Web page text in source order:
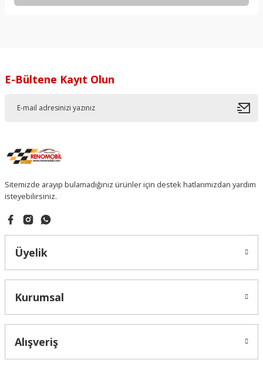
E-Bültene Kayıt Olun
Sitemizde arayıp bulamadığınız ürünler için destek hatlarımızdan yardım
isteyebilirsiniz.
Üyelik
Kurumsal
Alışveriş